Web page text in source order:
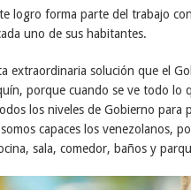
logro forma parte del trabajo
uno de sus habitantes.
extraordinaria solución que el
porque cuando se ve todo lo
los niveles de Gobierno
capaces los venezolanos,
sala, comedor, baños y